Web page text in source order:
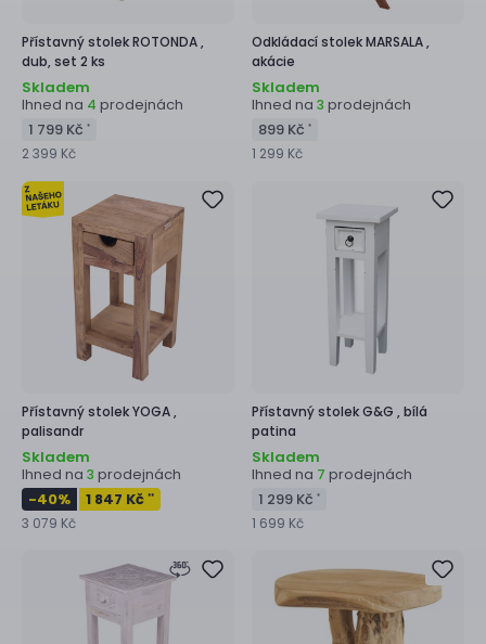
Přístavný stolekROTONDA ,
dub, set 2 ks
Skladem
Ihned na 4 prodejnách
1 799 Kč *
2 399 Kč
Odkládací stolekMARSALA ,
akácie
Skladem
Ihned na 3 prodejnách
899 Kč *
1 299 Kč
Přístavný stolekYOGA ,
palisandr
Skladem
Ihned na 3 prodejnách
-40% 1 847 Kč **
3 079 Kč
Přístavný stolekG&G ,bílá
patina
Skladem
Ihned na 7 prodejnách
1 299 Kč *
1 699 Kč